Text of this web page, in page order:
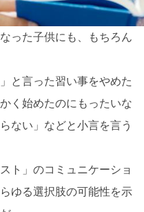
った子供にも、もちろん
と言った習い事をやめた
く始めたのにもったいな
ない」などと小言を言う
ト」のコミュニケーショ
ゆる選択肢の可能性を示